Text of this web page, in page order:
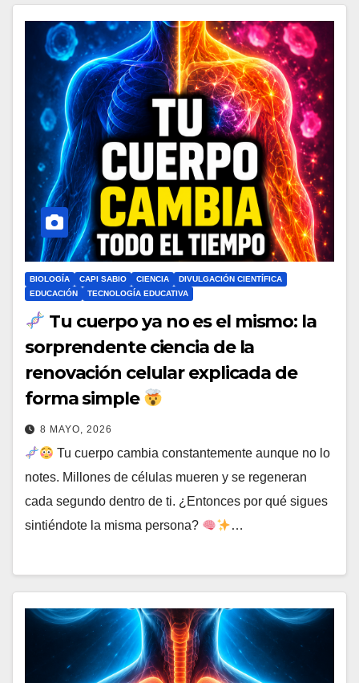
BIOLOGÍA CAPI SABIO CIENCIA
DIVULGACIÓN CIENTÍFICA
EDUCACIÓN
TECNOLOGÍA EDUCATIVA
Tu cuerpo ya no es el mismo: la
sorprendente ciencia de la
renovación celular explicada de
forma simple
8 MAYO, 2026
Tu cuerpo cambia constantemente aunque no lo
notes. Millones de células mueren y se regeneran
cada segundo dentro de ti. ¿Entonces por qué sigues
sintiéndote la misma persona?
…